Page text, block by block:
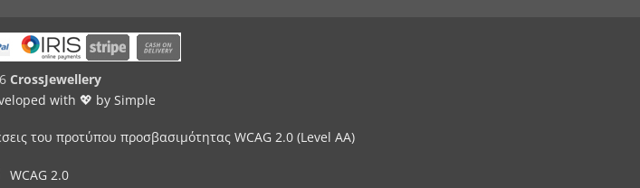
CrossJewellery
with 💖 by Simple
του προτύπου προσβασιμότητας WCAG 2.0 (Level AA)